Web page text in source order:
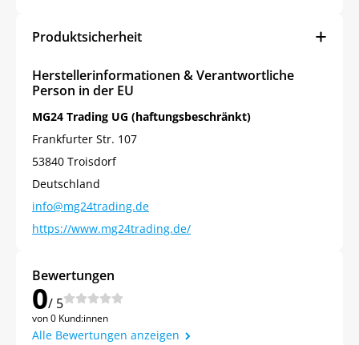
Produktsicherheit
Herstellerinformationen & Verantwortliche
Person in der EU
MG24 Trading UG (haftungsbeschränkt)
Frankfurter Str. 107
53840 Troisdorf
Deutschland
info@mg24trading.de
https://www.mg24trading.de/
Bewertungen
0/ 5
von 0 Kund:innen
Alle Bewertungen anzeigen